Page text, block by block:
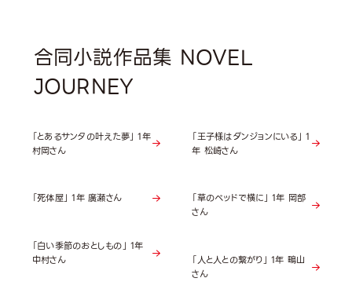
合同小説作品集 NOVEL
JOURNEY
「とあるサンタの叶えた夢」 1年
村岡さん
「王子様はダンジョンにいる」 1
年 松崎さん
「死体屋」 1年 廣瀬さん
「草のベッドで横に」 1年 岡部
さん
「白い季節のおとしもの」 1年
中村さん
「人と人との繋がり」 1年 鴫山
さん